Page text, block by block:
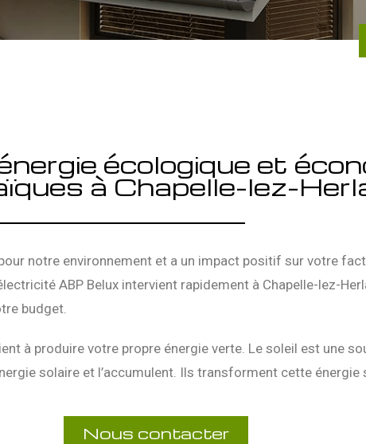
écologique et
à Chapelle-lez-
notre environnement et a un impact positif sur votre
ABP Belux intervient rapidement à Chapelle-lez-
budget.
à produire votre propre énergie verte. Le soleil est une
solaire et l’accumulent. Ils transforment cette
Nous contacter